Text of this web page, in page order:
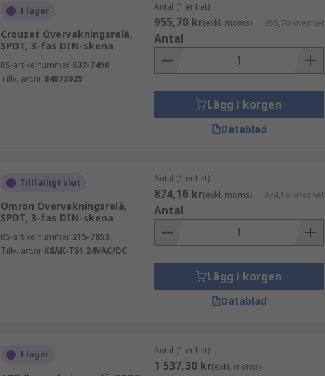
I lager
Crouzet Övervakningsrelä,
SPDT, 3-fas DIN-skena
RS-artikelnummer 837-7490
Tillv. art.nr 84873029
Antal (1 enhet)
955,70 kr(exkl. moms) 955,70 kr/enhet
Antal
Lägg i korgen
Datablad
Tillfälligt slut
Omron Övervakningsrelä,
SPDT, 3-fas DIN-skena
RS-artikelnummer 215-7853
Tillv. art.nr K8AK-TS1 24VAC/DC
Antal (1 enhet)
874,16 kr(exkl. moms) 874,16 kr/enhet
Antal
Lägg i korgen
Datablad
I lager Antal (1 enhet)
1 537,30 kr(exkl. moms)